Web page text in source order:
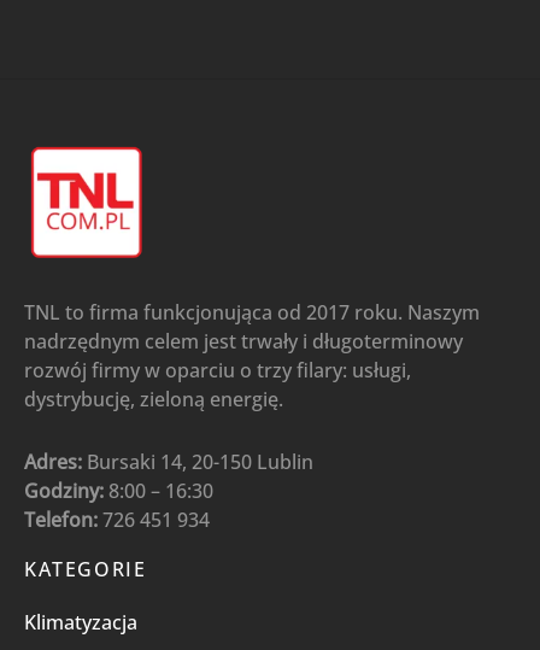
TNL to firma funkcjonująca od 2017 roku. Naszym
nadrzędnym celem jest trwały i długoterminowy
rozwój firmy w oparciu o trzy filary: usługi,
dystrybucję, zieloną energię.
Adres: Bursaki 14, 20-150 Lublin
Godziny: 8:00 – 16:30
Telefon:726 451 934
KATEGORIE
Klimatyzacja